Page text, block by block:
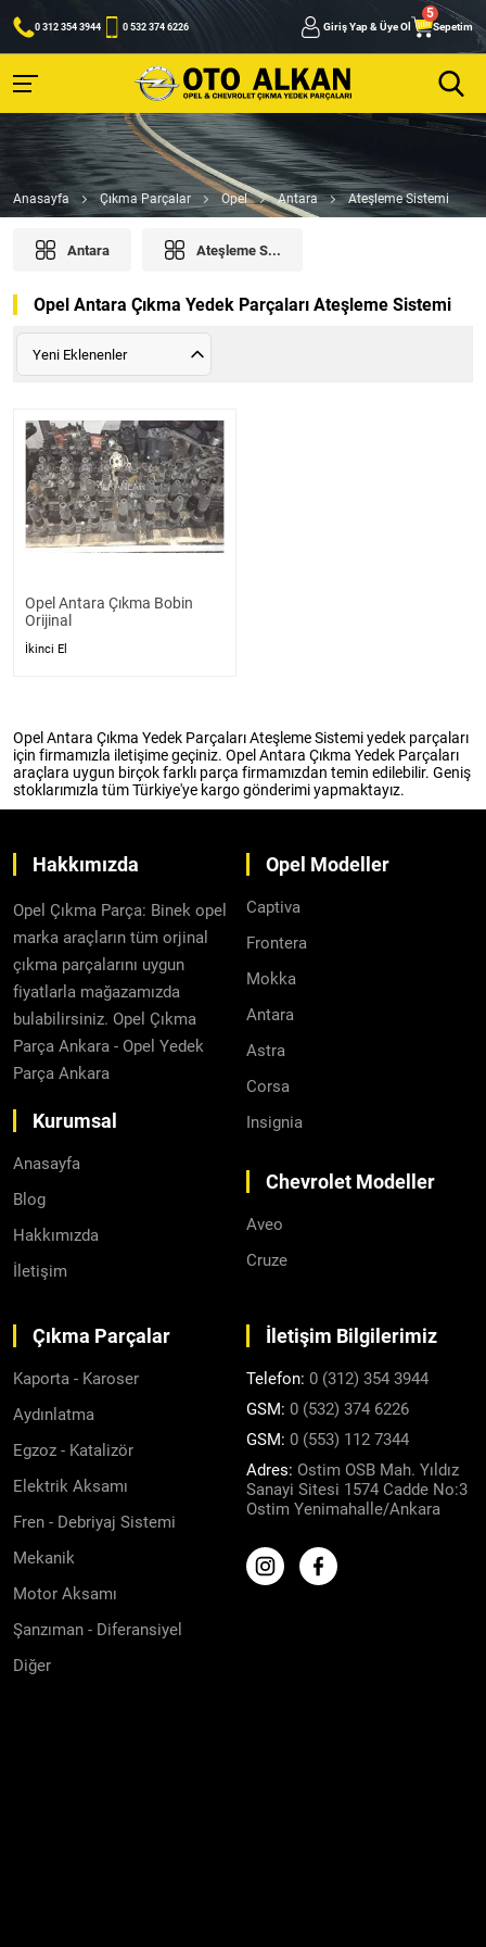
0 312 354 3944 0 532 374 6226 Giriş Yap & Üye Ol Sepetim
Anasayfa Çıkma Parçalar Opel Antara Ateşleme Sistemi
Antara Ateşleme S...
Opel Antara Çıkma Yedek Parçaları Ateşleme Sistemi
Yeni Eklenenler
Opel Antara Çıkma Bobin
Orijinal
İkinci El
Opel Antara Çıkma Yedek Parçaları Ateşleme Sistemi yedek parçaları
için firmamızla iletişime geçiniz. Opel Antara Çıkma Yedek Parçaları
araçlara uygun birçok farklı parça firmamızdan temin edilebilir. Geniş
stoklarımızla tüm Türkiye'ye kargo gönderimi yapmaktayız.
Hakkımızda
Opel Çıkma Parça: Binek opel
marka araçların tüm orjinal
çıkma parçalarını uygun
fiyatlarla mağazamızda
bulabilirsiniz. Opel Çıkma
Parça Ankara - Opel Yedek
Parça Ankara
Kurumsal
Anasayfa
Blog
Hakkımızda
İletişim
Opel Modeller
Captiva
Frontera
Mokka
Antara
Astra
Corsa
Insignia
Chevrolet Modeller
Aveo
Cruze
Çıkma Parçalar
Kaporta - Karoser
Aydınlatma
Egzoz - Katalizör
Elektrik Aksamı
Fren - Debriyaj Sistemi
Mekanik
Motor Aksamı
Şanzıman - Diferansiyel
Diğer
İletişim Bilgilerimiz
Telefon: 0 (312) 354 3944
GSM: 0 (532) 374 6226
GSM: 0 (553) 112 7344
Adres: Ostim OSB Mah. Yıldız
Sanayi Sitesi 1574 Cadde No:3
Ostim Yenimahalle/Ankara